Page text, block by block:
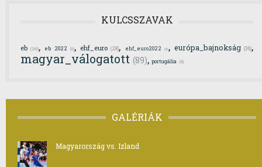
KULCSSZAVAK
eb (26), eb 2022 (8),ehf_euro (28), ehf_euro2022 (5),európa_bajnokság (36),
magyar_válogatott (89), portugália (9)
GALÉRIÁK
Magyarország vs. Izland